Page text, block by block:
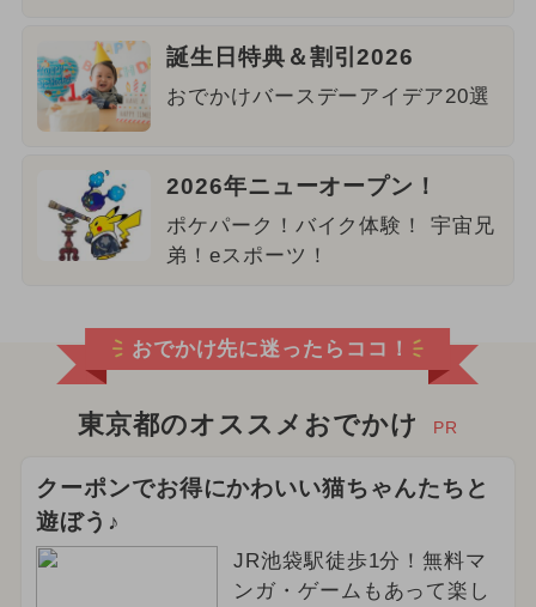
誕生日特典＆割引2026
おでかけバースデーアイデア20選
2026年ニューオープン！
ポケパーク！バイク体験！ 宇宙兄
弟！eスポーツ！
おでかけ先に迷ったらココ！
東京都のオススメおでかけ PR
クーポンでお得にかわいい猫ちゃんたちと
遊ぼう♪
JR池袋駅徒歩1分！無料マ
ンガ・ゲームもあって楽し